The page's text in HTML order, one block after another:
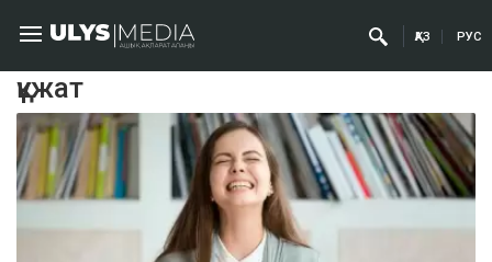
ҚАЗ РУС
құжат